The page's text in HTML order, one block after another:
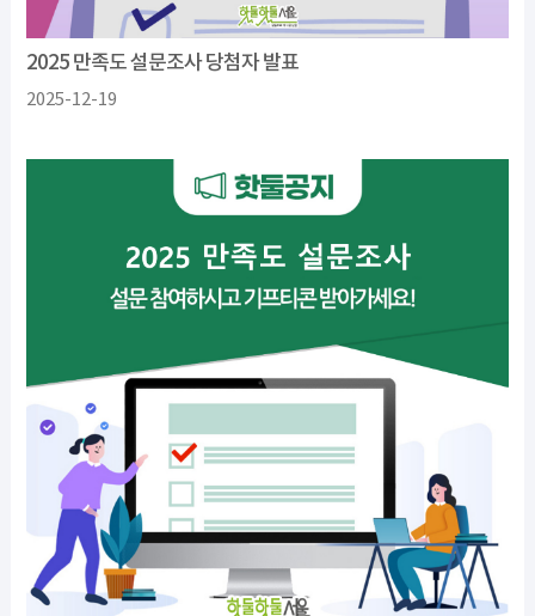
2025 만족도 설문조사 당첨자 발표
2025-12-19